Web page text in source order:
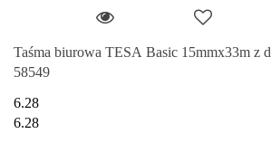
Taśma biurowa TESA Basic 15mmx33m z
58549
6.28
6.28